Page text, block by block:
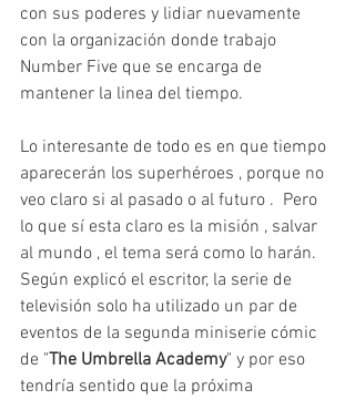
con sus poderes y lidiar nuevamente
con la organización donde trabajo
Number Five que se encarga de
mantener la linea del tiempo.
Lo interesante de todo es en que tiempo
aparecerán los superhéroes , porque no
veo claro si al pasado o al futuro .  Pero
lo que sí esta claro es la misión , salvar
al mundo , el tema será como lo harán.
Según explicó el escritor, la serie de
televisión solo ha utilizado un par de
eventos de la segunda miniserie cómic
de "The Umbrella Academy" y por eso
tendría sentido que la próxima